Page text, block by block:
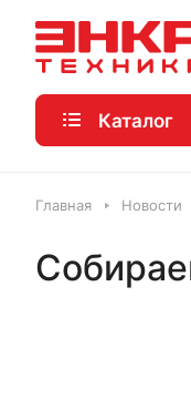
Каталог
Главная Новости